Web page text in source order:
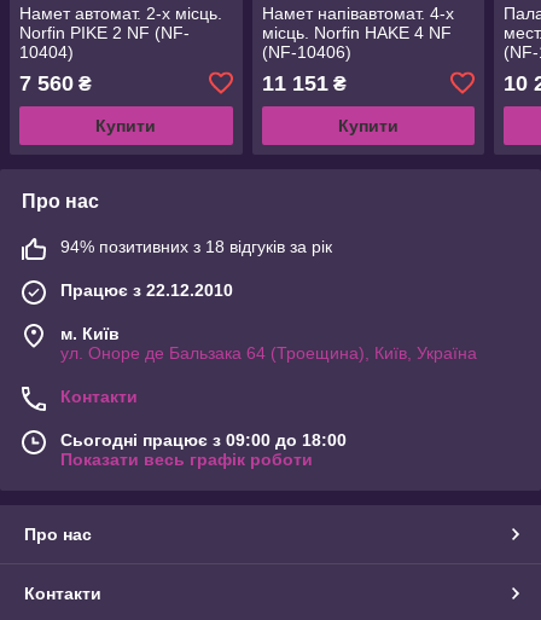
Намет автомат. 2-х місць.
Norfin PIKE 2 NF (NF-
10404)
7 560 ₴
Купити
Намет напівавтомат. 4-х
місць. Norfin HAKE 4 NF
(NF-10406)
11 151₴
Купити
10
Про нас
94% позитивних з 18 відгуків за рік
Працює з 22.12.2010
м. Київ
ул. Оноре де Бальзака 64 (Троещина), Київ, Україна
Контакти
Сьогодні працює з 09:00 до 18:00
Показати весь графік роботи
Про нас
Контакти